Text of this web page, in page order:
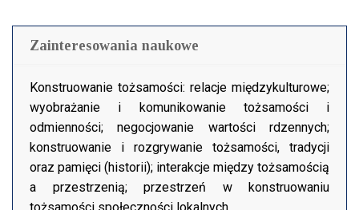
Zainteresowania naukowe
Konstruowanie tożsamości: relacje międzykulturowe;
wyobrażanie i komunikowanie tożsamości i
odmienności; negocjowanie wartości rdzennych;
konstruowanie i rozgrywanie tożsamości, tradycji
oraz pamięci (historii); interakcje między tożsamością
a przestrzenią; przestrzeń w konstruowaniu
tożsamości społeczności lokalnych.